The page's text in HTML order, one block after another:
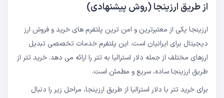
از طریق ارزینجا (روش پیشنهادی)
ارزینجا یکی از معتبرترین و امن ترین پلتفرم های خرید و فروش ارز
دیجیتال برای ایرانیان است. این پلتفرم خدمات تخصصی تبدیل
ارزهای مختلف از جمله دلار استرالیا به تتر را ارائه می دهد. خرید تتر از
طریق ارزینجا ساده، سریع و مطمئن است.
برای خرید تتر با دلار استرالیا از طریق ارزینجا، مراحل زیر را دنبال